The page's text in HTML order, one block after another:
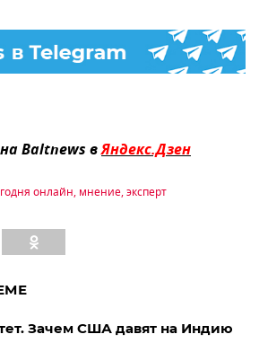
Baltnews вЯндекс.Дзен
онлайн, мнение,эксперт
Зачем США давят на Индию